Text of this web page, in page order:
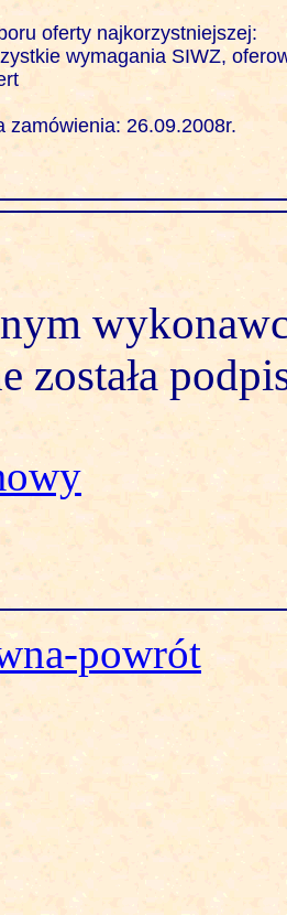
oferty najkorzystniejszej:
wymagania SIWZ,
zamówienia: 26.09.2008r.
została
powrót